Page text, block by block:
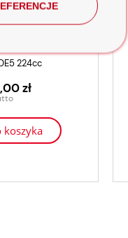
224cc
zł
koszyka